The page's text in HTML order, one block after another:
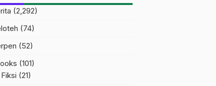
(2,292)
(74)
(52)
(101)
Fiksi (21)